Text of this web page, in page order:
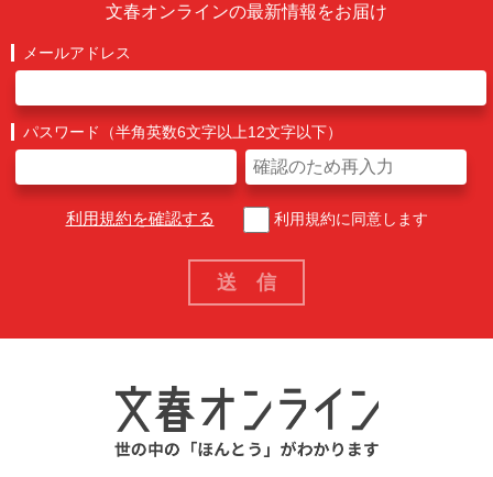
文春オンラインの最新情報をお届け
メールアドレス
パスワード（半角英数6文字以上12文字以下）
利用規約を確認する 利用規約に同意します